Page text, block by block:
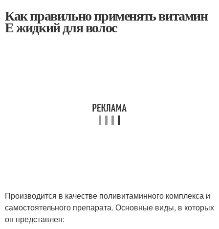
Как правильно применять витамин
Е жидкий для волос
Производится в качестве поливитаминного комплекса и
самостоятельного препарата. Основные виды, в которых
он представлен: